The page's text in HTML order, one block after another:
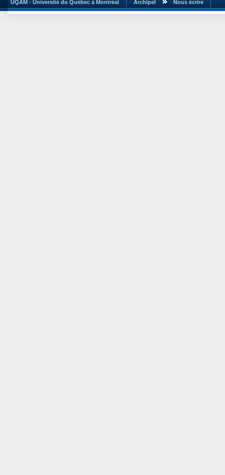
UQAM - Université du Québec à Montréal Archipel Nous écrire